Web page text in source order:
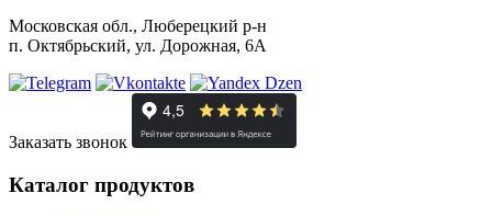
Московская обл., Люберецкий р-н
п. Октябрьский, ул. Дорожная, 6А
Заказать звонок
Каталог продуктов